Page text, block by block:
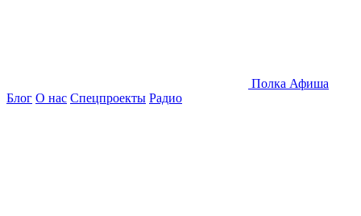
Полка Афиша
Блог О нас Спецпроекты Радио